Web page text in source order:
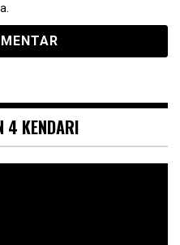
4 KENDARI